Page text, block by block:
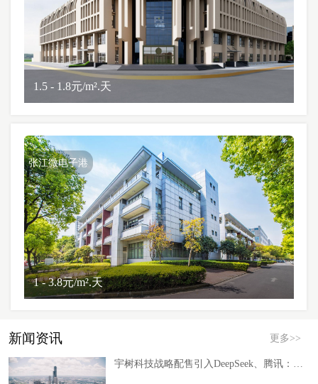
1.5 - 1.8元/m².天
张江微电子港
1 - 3.8元/m².天
新闻资讯 更多>>